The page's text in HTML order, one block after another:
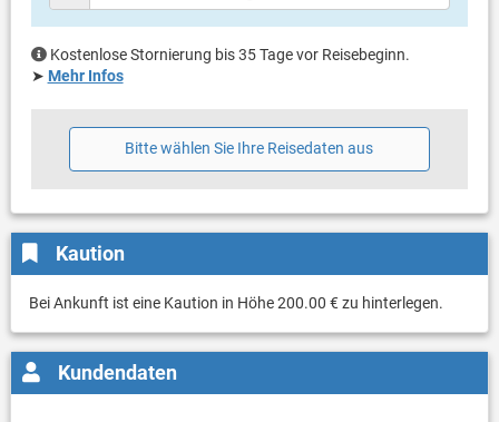
Kostenlose Stornierung bis 35 Tage vor Reisebeginn.
➤ Mehr Infos
Bitte wählen Sie Ihre Reisedaten aus
Kaution
Bei Ankunft ist eine Kaution in Höhe 200.00 € zu hinterlegen.
Kundendaten